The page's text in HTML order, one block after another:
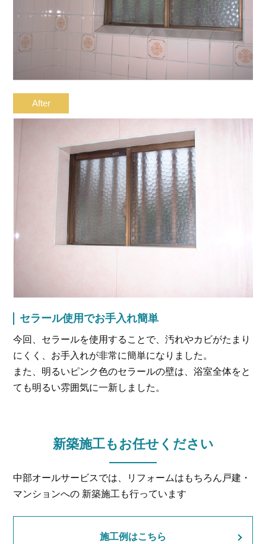
After
セラール使用でお手入れ簡単
今回、セラールを使用することで、汚れやカビがたまり
にくく、お手入れが非常に簡単になりました。
また、明るいピンク色のセラールの壁は、浴室全体をと
ても明るい雰囲気に一新しました。
新築施工もお任せください
中部オールサービスでは、リフォームはもちろん戸建・
マンションへの 新築施工も行っています
施工例はこちら